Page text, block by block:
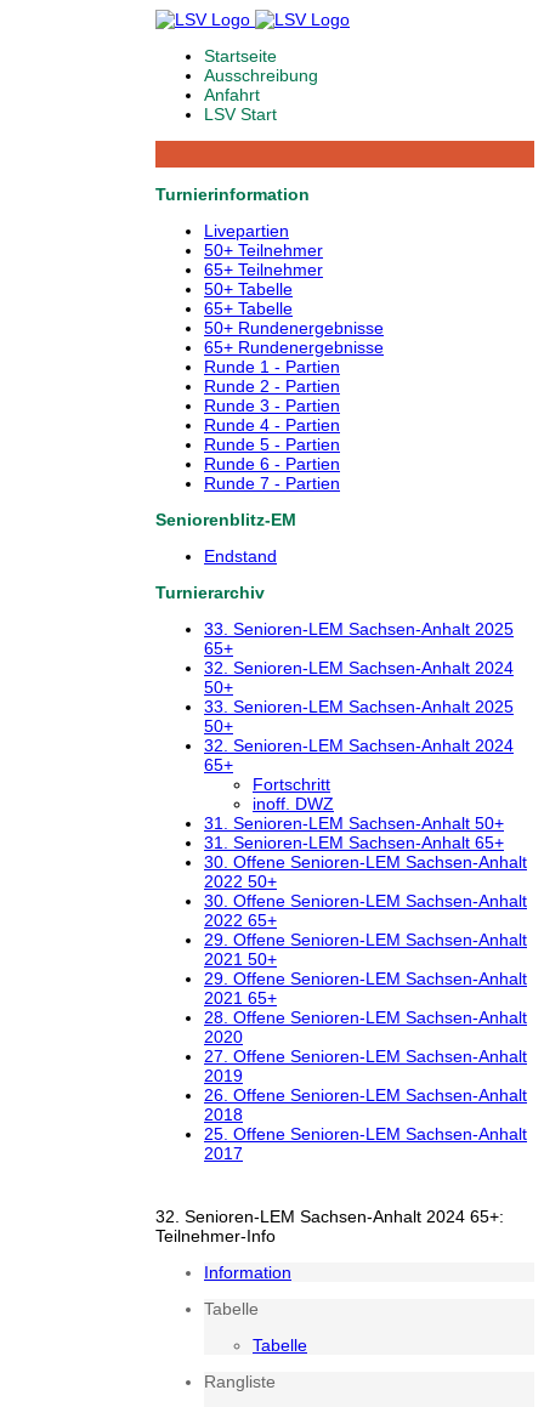
Startseite
Ausschreibung
Anfahrt
LSV Start
Turnierinformation
Livepartien
50+ Teilnehmer
65+ Teilnehmer
50+ Tabelle
65+ Tabelle
50+ Rundenergebnisse
65+ Rundenergebnisse
Runde 1 - Partien
Runde 2 - Partien
Runde 3 - Partien
Runde 4 - Partien
Runde 5 - Partien
Runde 6 - Partien
Runde 7 - Partien
Seniorenblitz-EM
Endstand
Turnierarchiv
33. Senioren-LEM Sachsen-Anhalt 2025
65+
32. Senioren-LEM Sachsen-Anhalt 2024
50+
33. Senioren-LEM Sachsen-Anhalt 2025
50+
32. Senioren-LEM Sachsen-Anhalt 2024
65+
Fortschritt
inoff. DWZ
31. Senioren-LEM Sachsen-Anhalt 50+
31. Senioren-LEM Sachsen-Anhalt 65+
30. Offene Senioren-LEM Sachsen-Anhalt
2022 50+
30. Offene Senioren-LEM Sachsen-Anhalt
2022 65+
29. Offene Senioren-LEM Sachsen-Anhalt
2021 50+
29. Offene Senioren-LEM Sachsen-Anhalt
2021 65+
28. Offene Senioren-LEM Sachsen-Anhalt
2020
27. Offene Senioren-LEM Sachsen-Anhalt
2019
26. Offene Senioren-LEM Sachsen-Anhalt
2018
25. Offene Senioren-LEM Sachsen-Anhalt
2017
32. Senioren-LEM Sachsen-Anhalt 2024 65+:
Teilnehmer-Info
Information
Tabelle
Tabelle
Rangliste